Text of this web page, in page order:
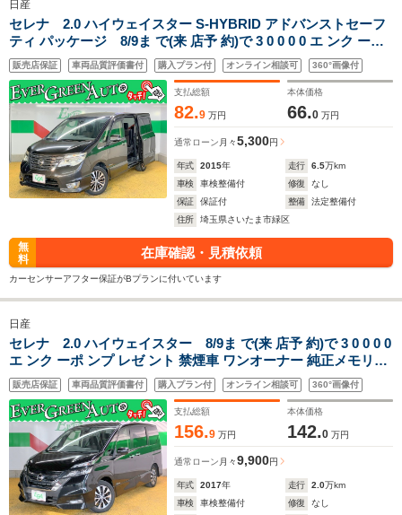
日産
セレナ 2.0 ハイウェイスター S-HYBRID アドバンストセーフ
ティ パッケージ 8/9ま で(来 店予 約)で 3 0 0 0 0 エ ンク ーポ
ンプ レゼ ント 両側自動 純正SDナビ 衝突軽減ブレーキ ETC 純
正16インチAW 全周囲モニター Bluetooth クルコン レーンキー
プ 障害物センサ インテリキ
販売店保証 車両品質評価書付 購入プラン付 オンライン相談可 360°画像付
支払総額
82.9 万円
本体価格
66.0 万円
通常ローン 月々5,300円
年式 2015年 走行 6.5万km
車検
車検整備付 修復
なし
保証
保証付 整備
法定整備付
住所
埼玉県さいたま市緑区
無
料
在庫確認・見積依頼
カーセンサーアフター保証がBプランに付いています
日産
セレナ 2.0 ハイウェイスター 8/9ま で(来 店予 約)で 3 0 0 0 0
エ ンク ーポ ンプ レゼ ント 禁煙車 ワンオーナー 純正メモリナ
ビ 両側自動 Bluetooth エマージェンシーブレーキ レーンキー
プ バックカメラ ETC インテリキー プッシュスタート
販売店保証 車両品質評価書付 購入プラン付 オンライン相談可 360°画像付
支払総額
156.9 万円
本体価格
142.0 万円
通常ローン 月々9,900円
年式 2017年 走行 2.0万km
車検
車検整備付 修復
なし